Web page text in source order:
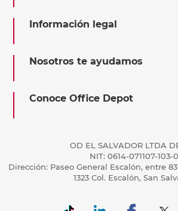
Información legal
Nosotros te ayudamos
Conoce Office Depot
OD EL SALVADOR LTDA
NIT: 0614-071107-103-0
Dirección: Paseo General Escalón, entre
1323 Col. Escalón, San